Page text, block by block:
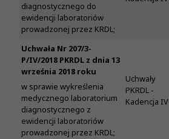
diagnostycznego do
ewidencji laboratoriów
prowadzonej przez KRDL;
Uchwała Nr 207/3-
P/IV/2018 PKRDL z dnia 13
września 2018 roku
w sprawie wykreślenia
medycznego laboratorium
diagnostycznego z
ewidencji laboratoriów
prowadzonej przez KRDL;
Uchwały
PKRDL -
Kadencja IV